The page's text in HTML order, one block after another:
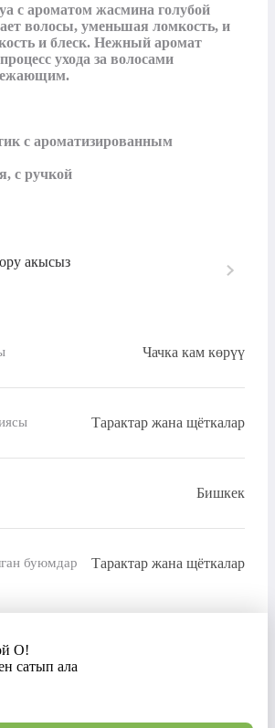
с ароматом жасмина голубой
волосы, уменьшая ломкость, и
и блеск. Нежный аромат
ухода за волосами
с ароматизированным
с ручкой
акысыз
Чачка кам көрүү
Тарактар жана щёткалар
Бишкек
буюмдар Тарактар жана щёткалар
О!
сатып ала